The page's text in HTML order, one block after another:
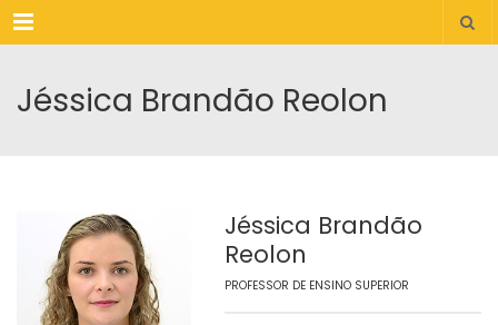
Menu
Jéssica Brandão Reolon
Jéssica Brandão
Reolon
PROFESSOR DE ENSINO SUPERIOR